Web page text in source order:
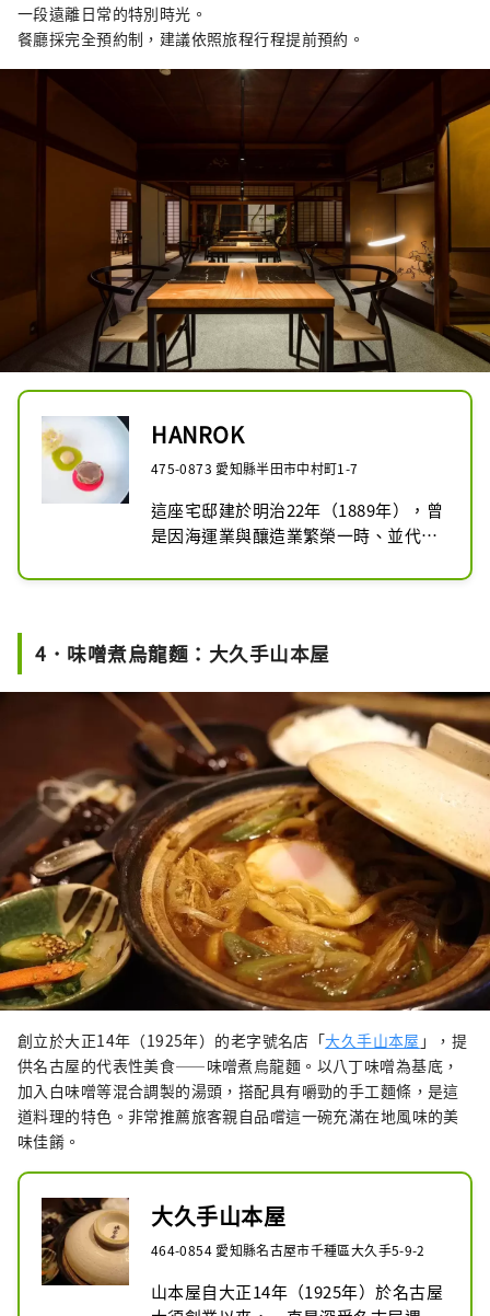
一段遠離日常的特別時光。
餐廳採完全預約制，建議依照旅程行程提前預約。
HANROK
475-0873 愛知縣半田市中村町1-7
這座宅邸建於明治22年（1889年），曾
是因海運業與釀造業繁榮一時、並代代
宅。
體驗，精心選用愛知縣知多半島的優質
食材與發酵調味料，結合創新料理手
法，呈現美味與美學兼具的法式精緻料
理，讓每位來賓都能感受非凡的用餐時
光。
本店採完全預約制，敬請至官方網站的
預約專區進行預約。
4．味噌煮烏龍麵：大久手山本屋
創立於大正14年（1925年）的老字號名店「大久手山本屋 」，提
供名古屋的代表性美食——味噌煮烏龍麵。以八丁味噌為基底，
加入白味噌等混合調製的湯頭，搭配具有嚼勁的手工麵條，是這
道料理的特色。非常推薦旅客親自品嚐這一碗充滿在地風味的美
味佳餚。
大久手山本屋
464-0854 愛知縣名古屋市千種區大久手5-9-2
山本屋自大正14年（1925年）於名古屋